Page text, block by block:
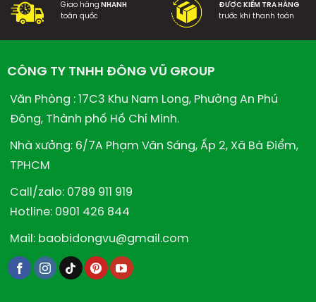
Giao hàng NHANH
toàn quốc
ĐƯỢC KIỂM TRA HÀNG
trước khi thanh toán
CÔNG TY TNHH ĐÔNG VŨ GROUP
Văn Phòng : 17C3 Khu Nam Long, Phường An Phú
Đông, Thành phố Hồ Chí Minh.
Nhà xưởng: 6/7A Phạm Văn Sáng, Ấp 2, Xã Bà Điểm,
TPHCM
Call/zalo: 0789 911 919
Hotline: 0901 426 844
Mail: baobidongvu@gmail.com